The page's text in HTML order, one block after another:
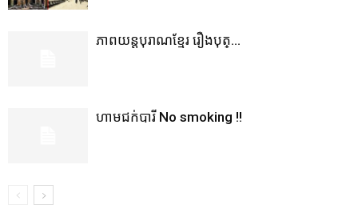
ភាពយន្តបុរាណខ្មែរ រឿងបុត្...
ហាមជក់បារី No smoking !!